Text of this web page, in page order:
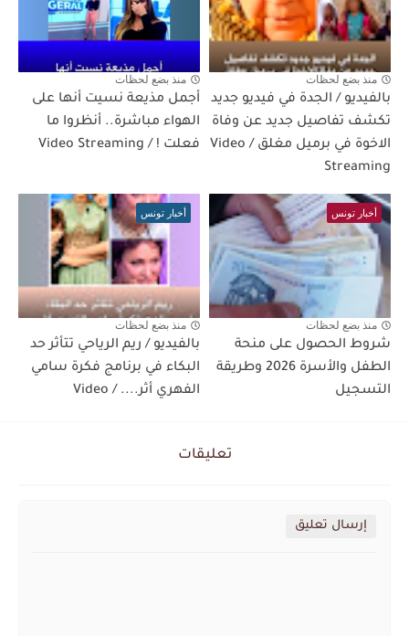
منذ بضع لحظات
بالفيديو / الجدة في فيديو جديد
تكشف تفاصيل جديد عن وفاة
الاخوة في برميل مغلق / Video
Streaming
منذ بضع لحظات
أجمل مذيعة نسيت أنها على
الهواء مباشرة.. أنظروا ما
فعلت ! / Video Streaming
أخبار تونس
منذ بضع لحظات
شروط الحصول على منحة
الطفل والأسرة 2026 وطريقة
التسجيل
أخبار تونس
منذ بضع لحظات
بالفيديو / ريم الرياحي تتأثر حد
البكاء في برنامج فكرة سامي
الفهري أثر.... / Video
تعليقات
إرسال تعليق